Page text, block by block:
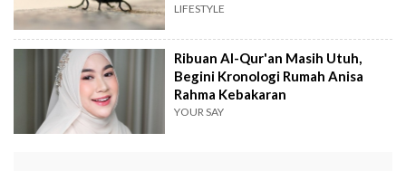
LIFESTYLE
Ribuan Al-Qur'an Masih Utuh,
Begini Kronologi Rumah Anisa
Rahma Kebakaran
YOUR SAY